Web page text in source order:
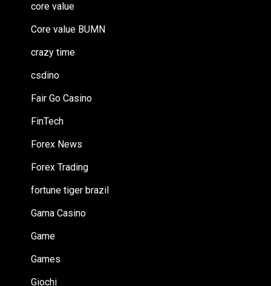
core value
Core value BUMN
crazy time
csdino
Fair Go Casino
FinTech
Forex News
Forex Trading
fortune tiger brazil
Gama Casino
Game
Games
Giochi